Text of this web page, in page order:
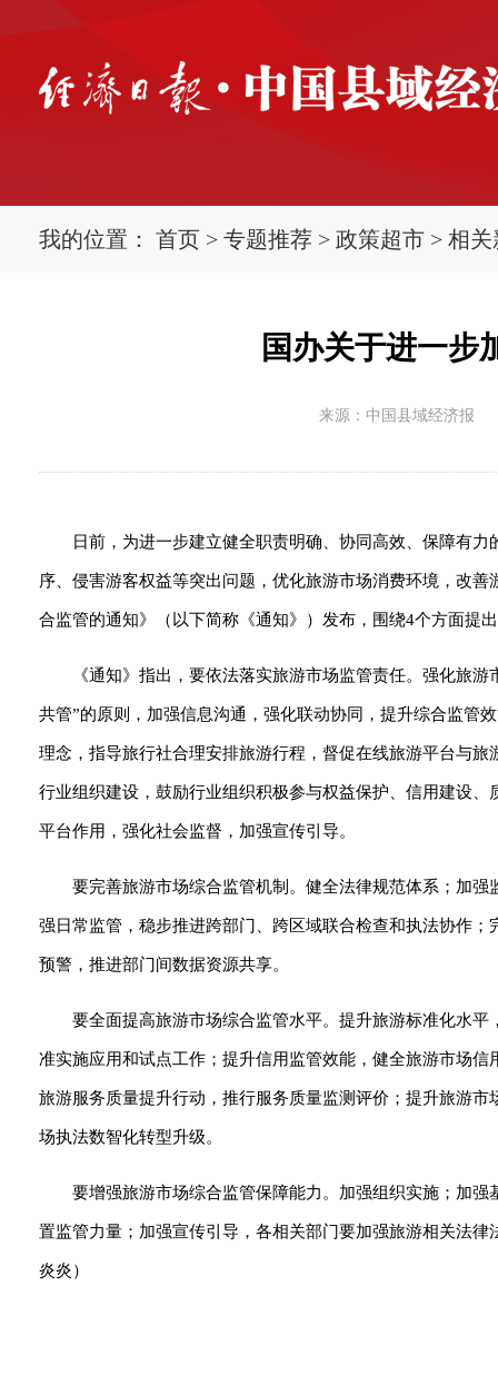
我的位置： 首页 > 专题推荐 > 政策超市 > 相关
国办关于进一步
来源：中国县域经济报
日前，为进一步建立健全职责明确、协同高效、保障有
序、侵害游客权益等突出问题，优化旅游市场消费环境，改
合监管的通知》（以下简称《通知》）发布，围绕4个方面提
《通知》指出，要依法落实旅游市场监管责任。强化旅
共管”的原则，加强信息沟通，强化联动协同，提升综合监管
理念，指导旅行社合理安排旅游行程，督促在线旅游平台与
行业组织建设，鼓励行业组织积极参与权益保护、信用建设
平台作用，强化社会监督，加强宣传引导。
要完善旅游市场综合监管机制。健全法律规范体系；加
强日常监管，稳步推进跨部门、跨区域联合检查和执法协作
预警，推进部门间数据资源共享。
要全面提高旅游市场综合监管水平。提升旅游标准化水
准实施应用和试点工作；提升信用监管效能，健全旅游市场
旅游服务质量提升行动，推行服务质量监测评价；提升旅游
场执法数智化转型升级。
要增强旅游市场综合监管保障能力。加强组织实施；加
置监管力量；加强宣传引导，各相关部门要加强旅游相关法
炎炎）